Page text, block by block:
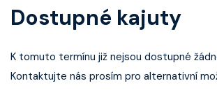
Dostupné kajuty
K tomuto termínu již nejsou dostupné
Kontaktujte nás prosím pro alternativní